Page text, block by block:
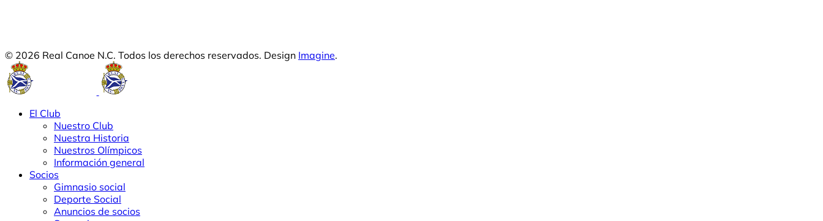
© 2026 Real Canoe N.C. Todos los derechos reservados. Design Imagine.
El Club
Nuestro Club
Nuestra Historia
Nuestros Olímpicos
Información general
Socios
Gimnasio social
Deporte Social
Anuncios de socios